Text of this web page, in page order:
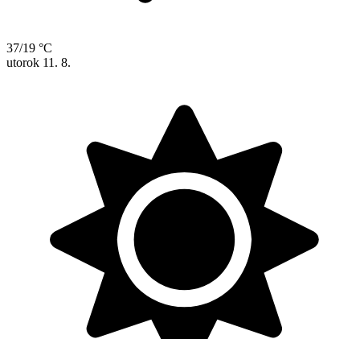
37/19 °C
utorok 11. 8.